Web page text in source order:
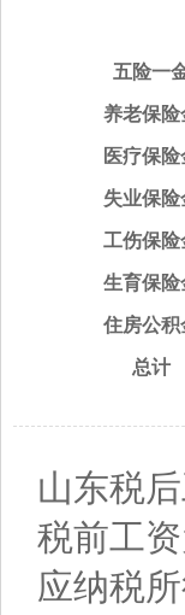
五险一
养老保险
医疗保险
失业保险
工伤保险
生育保险
住房公积
总计
山东税
税前工
应纳税